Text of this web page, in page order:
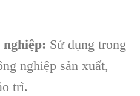
nghiệp: Sử dụng trong
nghiệp sản xuất,
trì.